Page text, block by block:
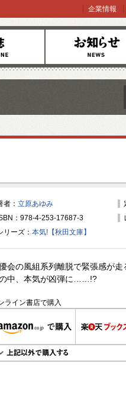
お知らせ
企業情報
者： 立原あゆみ
：978-4-253-17687-3
リーズ： 本気!【秋田文庫】
会の風組系列離脱で緊張感が
中、本気が凶弾に……!?
ライン書店で購入